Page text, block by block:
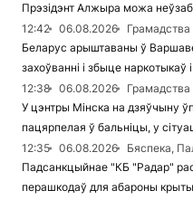
Прэзідэнт Алжыра можа
12:42
06.08.2026
Грамадства
Беларус арыштаваны ў
захоўванні і збыце наркотыкаў
12:38
06.08.2026
Грамадства
У цэнтры Мінска на дзяўчыну
пацярпелая ў бальніцы, у
12:35
06.08.2026
Бяспека,
Падсанкцыйнае "КБ "Радар"
перашкодаў для абароны